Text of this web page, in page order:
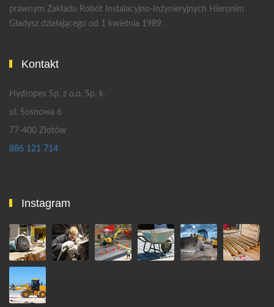
prawnym Zakładu Robót Instalacyjno-Inżynieryjnych Hieronim
Gładysz działającego od 1 kwietnia 1989.
Kontakt
Hydropex Sp. z o.o. Sp. k.
ul. Sosnowa 6
77-400 Złotów
886 121 714
Instagram